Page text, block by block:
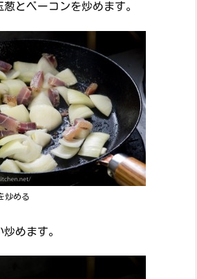
とベーコンを炒めます。
炒める
めます。